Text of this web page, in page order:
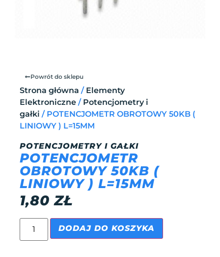
Powrót do sklepu
Strona główna / Elementy
Elektroniczne / Potencjometry i
gałki / POTENCJOMETR OBROTOWY 50KB (
LINIOWY ) L=15MM
POTENCJOMETRY I GAŁKI
POTENCJOMETR
OBROTOWY 50KB (
LINIOWY ) L=15MM
1,80ZŁ
DODAJ DO KOSZYKA